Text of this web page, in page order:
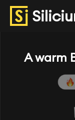
A warm